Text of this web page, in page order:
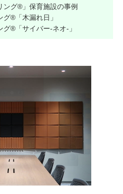
ング®」保育施設の事例
®「木漏れ日」
®「サイバー-ネオ-」